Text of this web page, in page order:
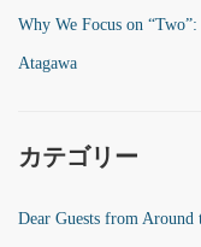
Why We Focus on
Atagawa
カテゴリー
Dear Guests from Around